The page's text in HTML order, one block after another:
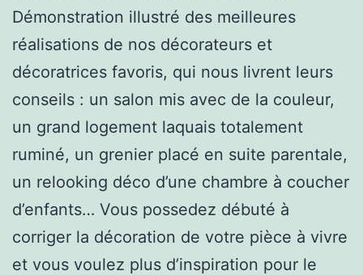
Démonstration illustré des meilleures
réalisations de nos décorateurs et
décoratrices favoris, qui nous livrent leurs
conseils : un salon mis avec de la couleur,
un grand logement laquais totalement
ruminé, un grenier placé en suite parentale,
un relooking déco d’une chambre à coucher
d’enfants… Vous possedez débuté à
corriger la décoration de votre pièce à vivre
et vous voulez plus d’inspiration pour le